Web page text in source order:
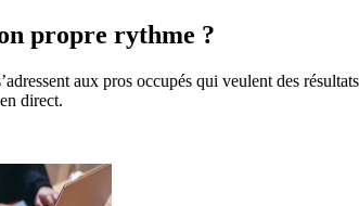
propre rythme ?
aux pros occupés qui veulent des
direct.